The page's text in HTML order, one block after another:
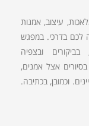
עיצוב, אמנות
לכם בדרכי. במפגש
ובצפיה
אצל אמנים,
וכמובן, בכתיבה.